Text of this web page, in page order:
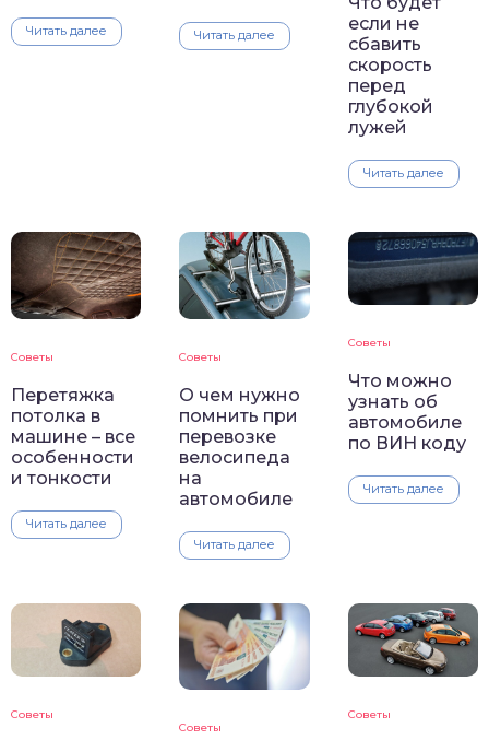
Читать далее Читать далее
если не
сбавить
скорость
перед
глубокой
лужей
Читать далее
Советы
Перетяжка
потолка в
машине – все
особенности
и тонкости
Читать далее
Советы
О чем нужно
помнить при
перевозке
велосипеда
на
автомобиле
Читать далее
Советы
Что можно
узнать об
автомобиле
по ВИН коду
Читать далее
Советы
Советы
Советы